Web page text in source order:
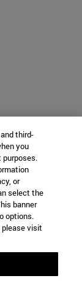
third-
you
purposes.
or
select the
banner
options.
please visit